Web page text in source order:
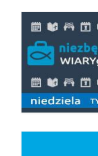
Boże
Galerie